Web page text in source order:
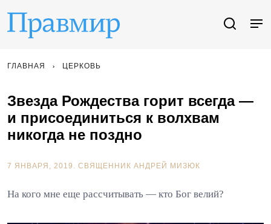
ГЛАВНАЯ ЦЕРКОВЬ
Звезда Рождества горит всегда —
и присоединиться к волхвам
никогда не поздно
7 ЯНВАРЯ, 2019. СВЯЩЕННИК АНДРЕЙ МИЗЮК
На кого мне еще рассчитывать — кто Бог велий?